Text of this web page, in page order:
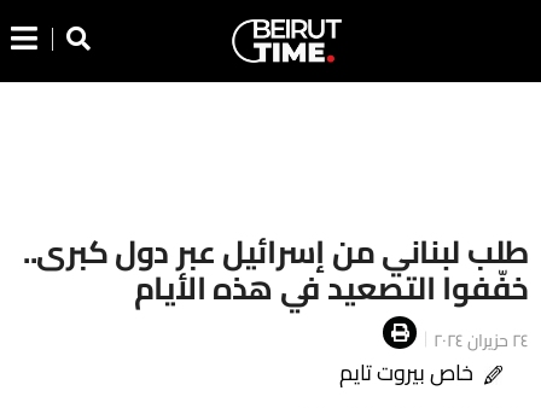
طلب لبناني من إسرائيل عبر دول كبرى..
خفّفوا التصعيد في هذه الأيام
٢٤ حزيران ٢٠٢٤
خاص بيروت تايم